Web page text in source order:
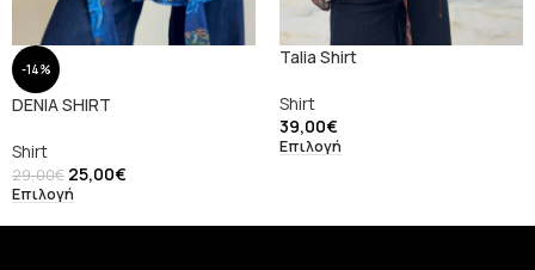
-14%
DENIA SHIRT
Shirt
29,00€ 25,00€
Επιλογή
Talia Shirt
Shirt
39,00€
Επιλογή